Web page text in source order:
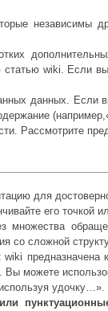
независимы
wiki. Если
данных. Если
Рассмотрите
для
его точкой
множества
со сложной
предназначена
Вы можете